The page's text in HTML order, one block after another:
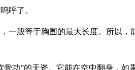
呼了。
一般等于胸围的最大长度。所以，
骨功”的天资。它能在空中翻身，如